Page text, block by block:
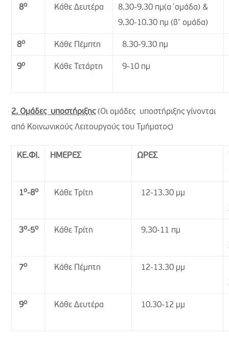
8ο Κάθε Δευτέρα
8.30-9.30 πμ(α΄ομάδα) &
9.30-10.30 πμ (β’ ομάδα)
8ο Κάθε Πέμπτη 8.30-9.30 πμ
9ο Κάθε Τετάρτη 9-10 πμ
2. Ομάδες υποστήριξης(Οι ομάδες υποστήριξης γίνονται
από Κοινωνικούς Λειτουργούς του Τμήματος)
ΚΕ.ΦΙ. ΗΜΕΡΕΣ ΩΡΕΣ
1ο-8ο Κάθε Τρίτη 12-13.30 μμ
3ο-5ο Κάθε Τρίτη 9.30-11 πμ
7ο Κάθε Πέμπτη 12-13.30 μμ
9ο Κάθε Δευτέρα 10.30-12 μμ